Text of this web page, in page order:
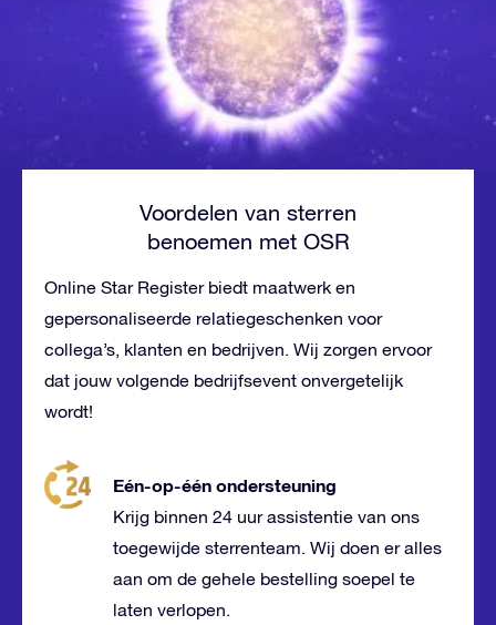
Voordelen van sterren
benoemen met OSR
Online Star Register biedt maatwerk en
gepersonaliseerde relatiegeschenken voor
collega’s, klanten en bedrijven. Wij zorgen ervoor
dat jouw volgende bedrijfsevent onvergetelijk
wordt!
Eén-op-één ondersteuning
Krijg binnen 24 uur assistentie van ons
toegewijde sterrenteam. Wij doen er alles
aan om de gehele bestelling soepel te
laten verlopen.